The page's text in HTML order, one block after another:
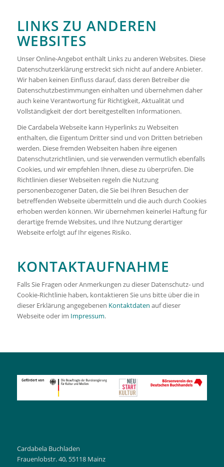
LINKS ZU ANDEREN
WEBSITES
Unser Online-Angebot enthält Links zu anderen Websites. Diese
Datenschutzerklärung erstreckt sich nicht auf andere Anbieter.
Wir haben keinen Einfluss darauf, dass deren Betreiber die
Datenschutzbestimmungen einhalten und übernehmen daher
auch keine Verantwortung für Richtigkeit, Aktualität und
Vollständigkeit der dort bereitgestellten Informationen.
Die Cardabela Webseite kann Hyperlinks zu Webseiten
enthalten, die Eigentum Dritter sind und von Dritten betrieben
werden. Diese fremden Webseiten haben ihre eigenen
Datenschutzrichtlinien, und sie verwenden vermutlich ebenfalls
Cookies, und wir empfehlen Ihnen, diese zu überprüfen. Die
Richtlinien dieser Webseiten regeln die Nutzung
personenbezogener Daten, die Sie bei Ihren Besuchen der
betreffenden Webseite übermitteln und die auch durch Cookies
erhoben werden können. Wir übernehmen keinerlei Haftung für
derartige fremde Websites, und Ihre Nutzung derartiger
Webseite erfolgt auf Ihr eigenes Risiko.
KONTAKTAUFNAHME
Falls Sie Fragen oder Anmerkungen zu dieser Datenschutz- und
Cookie-Richtlinie haben, kontaktieren Sie uns bitte über die in
dieser Erklärung angegebenen Kontaktdaten auf dieser
Webseite oder im Impressum.
Cardabela Buchladen
Frauenlobstr. 40, 55118 Mainz